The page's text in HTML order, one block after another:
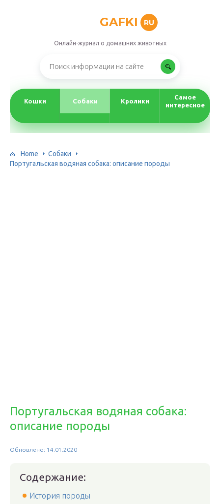
GAFKI RU
Онлайн-журнал о домашних животных
Кошки Собаки Кролики
Самое
интересное
Home
Собаки
Португальская водяная собака: описание породы
Португальская водяная собака:
описание породы
Обновлено: 14.01.2020
Содержание:
История породы